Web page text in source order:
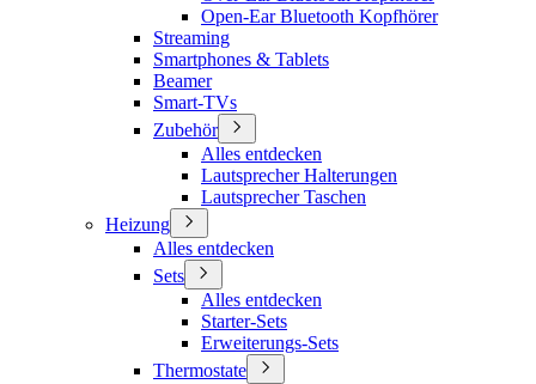
Open-Ear Bluetooth Kopfhörer
Streaming
Smartphones & Tablets
Beamer
Smart-TVs
Zubehör
Alles entdecken
Lautsprecher Halterungen
Lautsprecher Taschen
Heizung
Alles entdecken
Sets
Alles entdecken
Starter-Sets
Erweiterungs-Sets
Thermostate